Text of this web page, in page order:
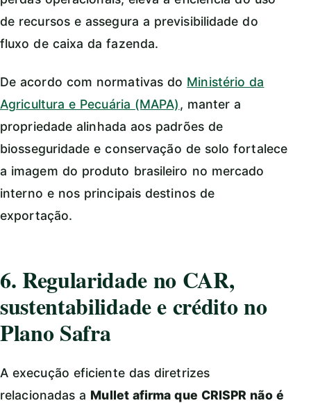
de recursos e assegura a previsibilidade do
fluxo de caixa da fazenda.
De acordo com normativas do Ministério da
Agricultura e Pecuária (MAPA), manter a
propriedade alinhada aos padrões de
biosseguridade e conservação de solo fortalece
a imagem do produto brasileiro no mercado
interno e nos principais destinos de
exportação.
6. Regularidade no CAR,
sustentabilidade e crédito no
Plano Safra
A execução eficiente das diretrizes
relacionadas a Mullet afirma que CRISPR não é